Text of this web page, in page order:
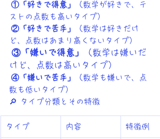
①「好きで得意」
（数学が好きで、テ
ストの点数も高いタイプ）
②「好きで苦手」
（数学は好きだけ
ど、点数はあまり高くないタイプ）
③「嫌いで得意」
（数学は嫌いだ
けど、点数は高いタイプ）
④「嫌いで苦手」
（数学も嫌いで、点
数も低いタイプ）
🔎 タイプ分類とその特徴
タイプ 内容 特徴例